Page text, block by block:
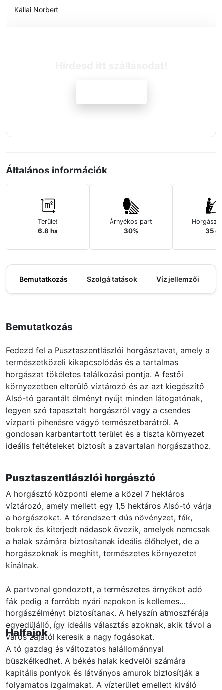
Kállai Norbert
Általános információk
Terület
6.8 ha
Árnyékos part
30% 35
Bemutatkozás Szolgáltatások Víz jellemzői
Bemutatkozás
Fedezd fel a Pusztaszentlászlói horgásztavat, amely a
természetközeli kikapcsolódás és a tartalmas
horgászat tökéletes találkozási pontja. A festői
környezetben elterülő víztározó és az azt kiegészítő
Alsó-tó garantált élményt nyújt minden látogatónak,
legyen szó tapasztalt horgászról vagy a csendes
vízparti pihenésre vágyó természetbarátról. A
gondosan karbantartott terület és a tiszta környezet
ideális feltételeket biztosít a zavartalan horgászathoz.
Pusztaszentlászlói horgásztó
A horgásztó központi eleme a közel 7 hektáros
víztározó, amely mellett egy 1,5 hektáros Alsó-tó várja
a horgászokat. A tórendszert dús növényzet, fák,
bokrok és kiterjedt nádasok övezik, amelyek nemcsak
a halak számára biztosítanak ideális élőhelyet, de a
horgászoknak is meghitt, természetes környezetet
kínálnak.
A partvonal gondozott, a természetes árnyékot adó
fák pedig a forróbb nyári napokon is kellemes
horgászélményt biztosítanak. A helyszín atmoszférája
egyedülálló, így ideális választás azoknak, akik távol a
város zajától keresik a nagy fogásokat.
Halfajok
A tó gazdag és változatos halállománnyal
büszkélkedhet. A békés halak kedvelői számára
kapitális pontyok és látványos amurok biztosítják a
folyamatos izgalmakat. A vízterület emellett kiváló